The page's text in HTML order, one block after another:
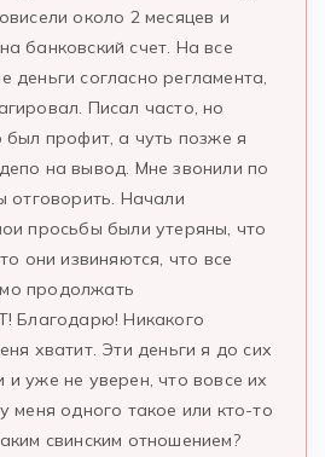
около 2 месяцев и
банковский счет. На все
деньги согласно регламента,
Писал часто, но
был профит, а чуть позже я
на вывод. Мне звонили по
отговорить. Начали
просьбы были утеряны, что
они извиняются, что все
продолжать
Благодарю! Никакого
хватит. Эти деньги я до сих
уже не уверен, что вовсе их
меня одного такое или кто-то
свинским отношением?